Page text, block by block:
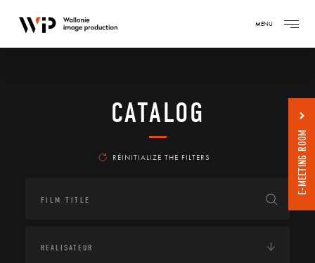
MENU
CATALOG
RÉINITIALIZE THE FILTERS E-MEETING ROOM